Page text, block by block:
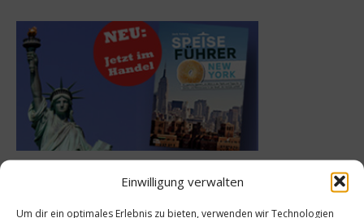
Einwilligung verwalten
Um dir ein optimales Erlebnis zu bieten, verwenden wir Technologien